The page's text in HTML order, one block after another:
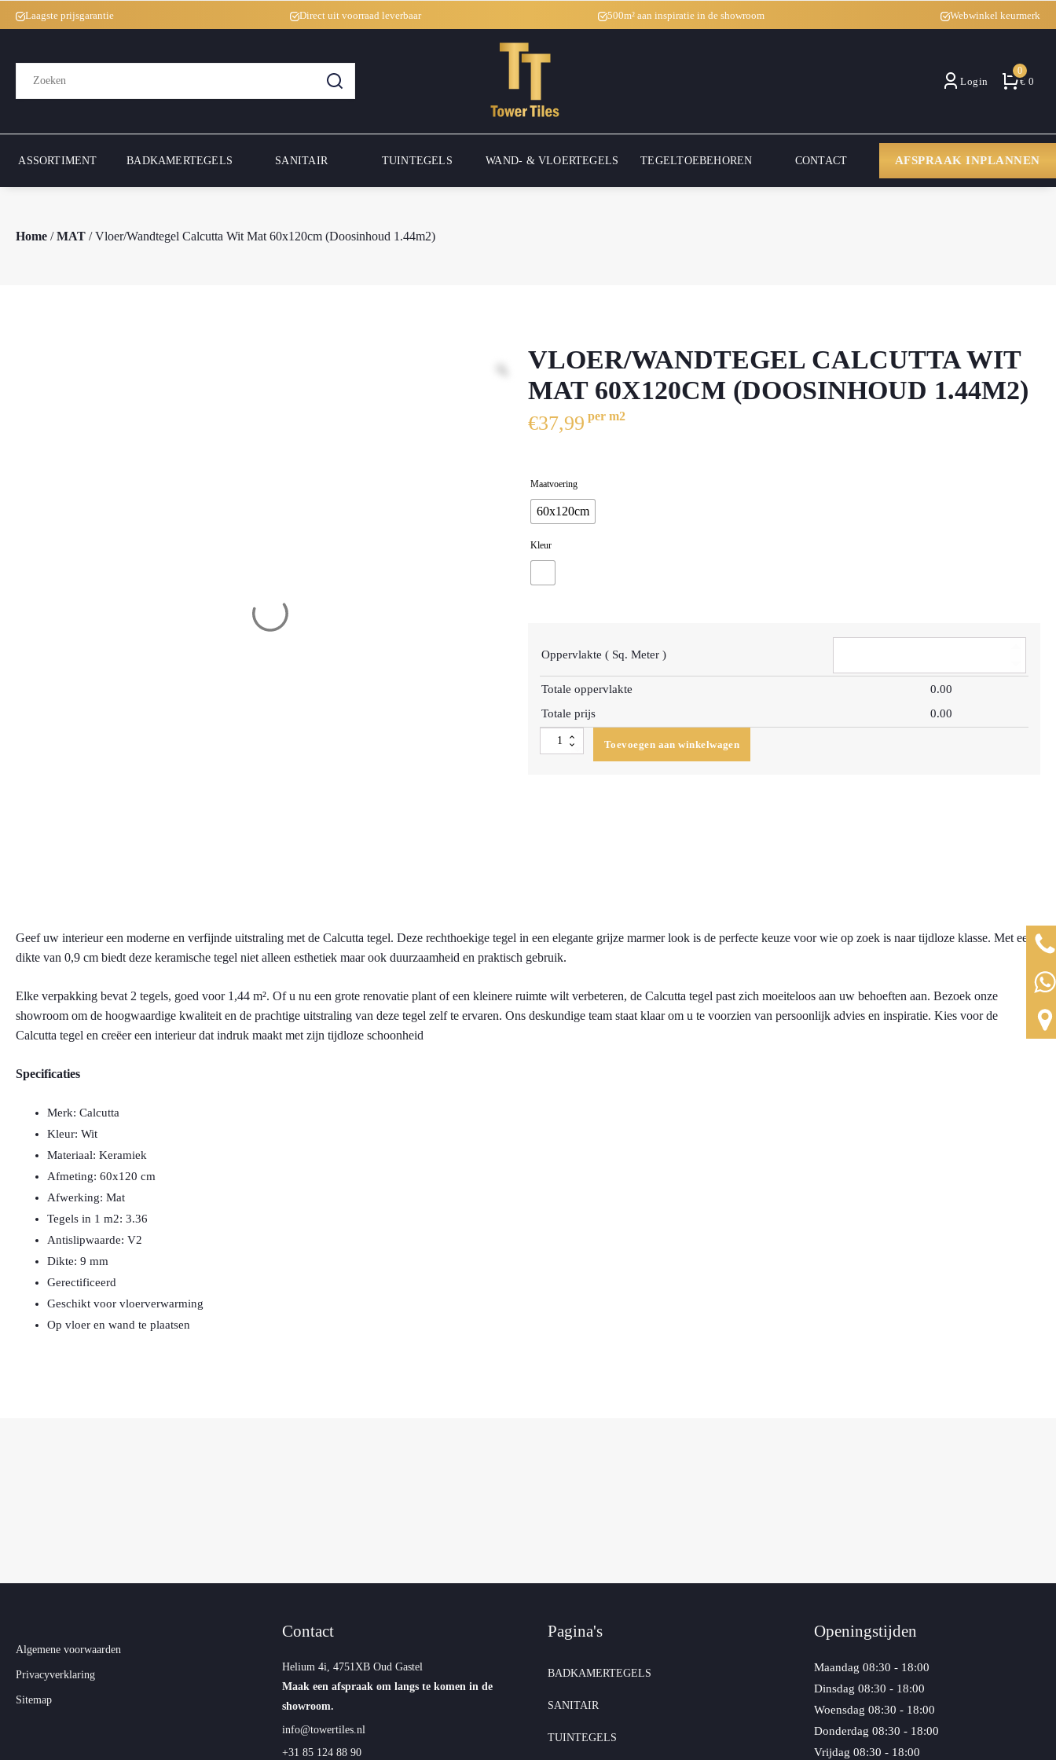
Laagste prijsgarantie Direct uit voorraad leverbaar 500m² aan inspiratie in de showroom Webwinkel keurmerk
Zoeken
Login
0
€ 0
ASSORTIMENT BADKAMERTEGELS SANITAIR TUINTEGELS WAND- & VLOERTEGELS TEGELTOEBEHOREN CONTACT AFSPRAAK INPLANNEN
Home /MAT / Vloer/Wandtegel Calcutta Wit Mat 60x120cm (Doosinhoud 1.44m2)
VLOER/WANDTEGEL CALCUTTA WIT
MAT 60X120CM (DOOSINHOUD 1.44M2)
€37,99 per m2
Maatvoering
⁠⁠60x120cm
Kleur
Oppervlakte ( Sq. Meter )
Totale oppervlakte
0.00
Totale prijs
0.00
Vloer/Wandtegel
Calcutta
Toevoegen aan winkelwagen
Geef uw interieur een moderne en verfijnde uitstraling met de Calcutta tegel. Deze rechthoekige tegel in een elegante grijze marmer look is de perfecte keuze voor wie op zoek is naar tijdloze klasse. Met een
dikte van 0,9 cm biedt deze keramische tegel niet alleen esthetiek maar ook duurzaamheid en praktisch gebruik.
Elke verpakking bevat 2 tegels, goed voor 1,44 m². Of u nu een grote renovatie plant of een kleinere ruimte wilt verbeteren, de Calcutta tegel past zich moeiteloos aan uw behoeften aan. Bezoek onze
showroom om de hoogwaardige kwaliteit en de prachtige uitstraling van deze tegel zelf te ervaren. Ons deskundige team staat klaar om u te voorzien van persoonlijk advies en inspiratie. Kies voor de
Calcutta tegel en creëer een interieur dat indruk maakt met zijn tijdloze schoonheid
Specificaties
Merk: Calcutta
Kleur: Wit
Materiaal: Keramiek
Afmeting: 60x120 cm
Afwerking: Mat
Tegels in 1 m2: 3.36
Antislipwaarde: V2
Dikte: 9 mm
Gerectificeerd
Geschikt voor vloerverwarming
Op vloer en wand te plaatsen
Algemene voorwaarden
Privacyverklaring
Sitemap
Contact
Helium 4i, 4751XB Oud Gastel
Maak een afspraak om langs te komen in de
showroom.
info@towertiles.nl
+31 85 124 88 90
Pagina's
BADKAMERTEGELS
SANITAIR
TUINTEGELS
Openingstijden
Maandag 08:30 - 18:00
Dinsdag 08:30 - 18:00
Woensdag 08:30 - 18:00
Donderdag 08:30 - 18:00
Vrijdag 08:30 - 18:00